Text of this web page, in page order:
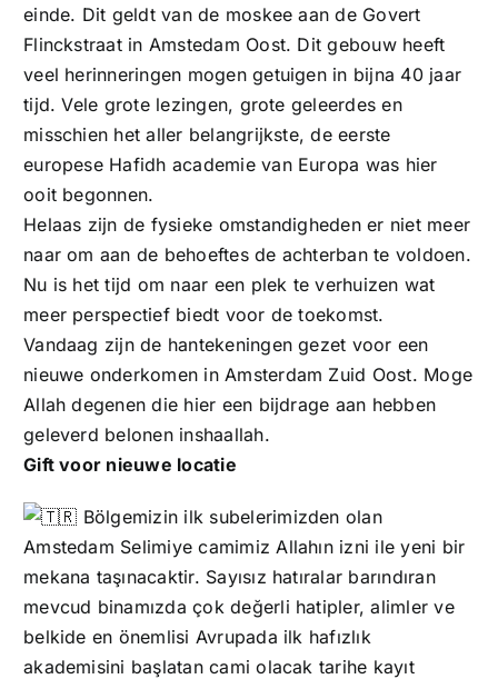
einde. Dit geldt van de moskee aan de Govert
Flinckstraat in Amstedam Oost. Dit gebouw heeft
veel herinneringen mogen getuigen in bijna 40 jaar
tijd. Vele grote lezingen, grote geleerdes en
misschien het aller belangrijkste, de eerste
europese Hafidh academie van Europa was hier
ooit begonnen.
Helaas zijn de fysieke omstandigheden er niet meer
naar om aan de behoeftes de achterban te voldoen.
Nu is het tijd om naar een plek te verhuizen wat
meer perspectief biedt voor de toekomst.
Vandaag zijn de hantekeningen gezet voor een
nieuwe onderkomen in Amsterdam Zuid Oost. Moge
Allah degenen die hier een bijdrage aan hebben
geleverd belonen inshaallah.
Gift voor nieuwe locatie
Bölgemizin ilk subelerimizden olan
Amstedam Selimiye camimiz Allahın izni ile yeni bir
mekana taşınacaktir. Sayısız hatıralar barındıran
mevcud binamızda çok değerli hatipler, alimler ve
belkide en önemlisi Avrupada ilk hafızlık
akademisini başlatan cami olacak tarihe kayıt